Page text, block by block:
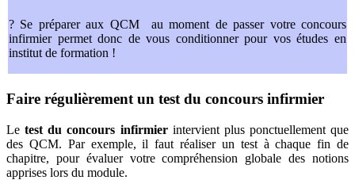
? Se préparer aux QCM au moment de passer votre concours
infirmier permet donc de vous conditionner pour vos études en
institut de formation !
Faire régulièrement un test du concours infirmier
Letest du concours infirmierintervient plus ponctuellement que
des QCM. Par exemple, il faut réaliser un test à chaque fin de
chapitre, pour évaluer votre compréhension globale des notions
apprises lors du module.